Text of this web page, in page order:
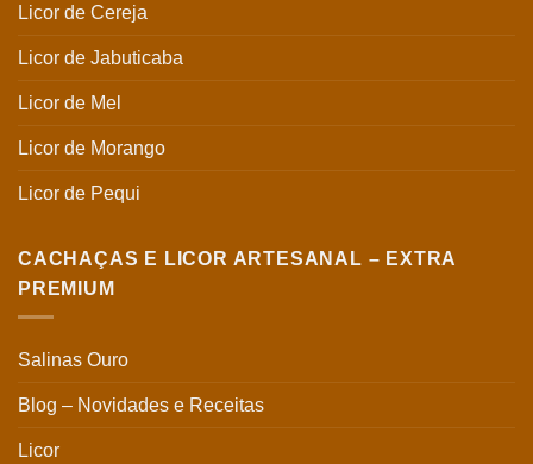
Licor de Cereja
Licor de Jabuticaba
Licor de Mel
Licor de Morango
Licor de Pequi
CACHAÇAS E LICOR ARTESANAL – EXTRA
PREMIUM
Salinas Ouro
Blog – Novidades e Receitas
Licor